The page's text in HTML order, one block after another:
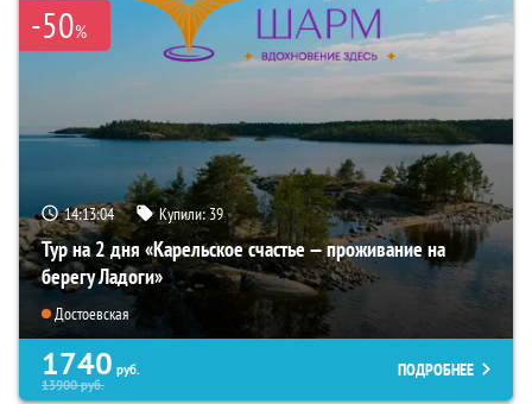
-50%
14:13:03 Купили:39
Тур на 2 дня «Карельское счастье — проживание на
берегу Ладоги»
Достоевская
1740 руб.
13900руб.
ПОДРОБНЕЕ